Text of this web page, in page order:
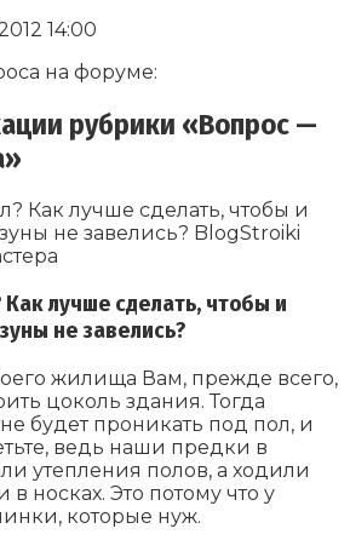
14:00
на форуме:
рубрики «Вопрос —
Как лучше сделать, чтобы и
не завелись?
жилища Вам, прежде всего,
цоколь здания. Тогда
будет проникать под пол, и
ведь наши предки в
утепления полов, а ходили
носках. Это потому что у
которые нуж.